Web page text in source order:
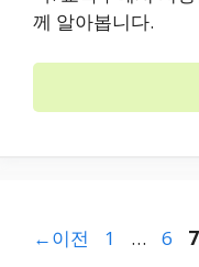
께 알아봅니다.
←이전
페
1 …
페
6
페
이
7